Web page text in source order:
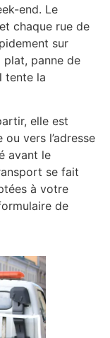
end. Le
chaque rue de
sur
panne de
tente la
elle est
vers l’adresse
avant le
se fait
à votre
de